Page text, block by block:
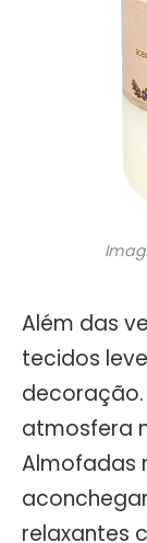
Além das
tecidos
decoração.
atmosfera
Almofadas
relaxantes